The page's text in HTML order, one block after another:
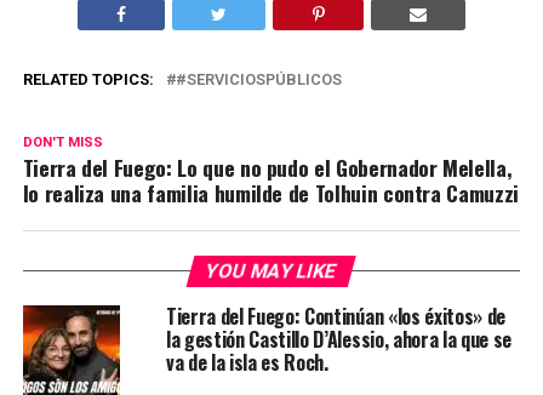
RELATED TOPICS: #SERVICIOSPÚBLICOS
DON'T MISS
Tierra del Fuego: Lo que no pudo el Gobernador Melella,
lo realiza una familia humilde de Tolhuin contra Camuzzi
YOU MAY LIKE
Tierra del Fuego: Continúan «los éxitos» de
la gestión Castillo D’Alessio, ahora la que se
va de la isla es Roch.